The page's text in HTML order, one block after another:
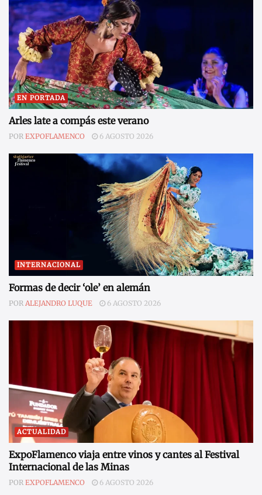
EN PORTADA
Arles late a compás este verano
POR EXPOFLAMENCO 6 AGOSTO 2026
INTERNACIONAL
Formas de decir ‘ole’ en alemán
POR ALEJANDRO LUQUE 6 AGOSTO 2026
ACTUALIDAD
ExpoFlamenco viaja entre vinos y cantes al Festival
Internacional de las Minas
POR EXPOFLAMENCO 6 AGOSTO 2026